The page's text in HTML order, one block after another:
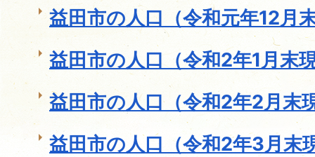
益田市の人口（令和元年12月
益田市の人口（令和2年1月末
益田市の人口（令和2年2月末
益田市の人口（令和2年3月末